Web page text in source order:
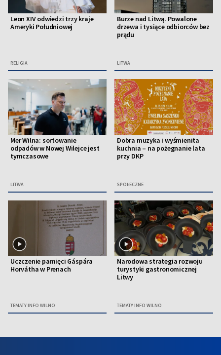
Leon XIV odwiedzi trzy kraje
Ameryki Południowej
RELIGIA
Burze nad Litwą. Powalone
drzewa i tysiące odbiorców bez
prądu
LITWA
Mer Wilna: sortowanie
odpadów w Nowej Wilejce jest
tymczasowe
LITWA
Dobra muzyka i wyśmienita
kuchnia – na pożegnanie lata
przy DKP
SPOŁECZNE
Uczczenie pamięci Gáspára
Horvátha w Prenach
TEMATY INFO WILNO
Narodowa strategia rozwoju
turystyki gastronomicznej
Litwy
TEMATY INFO WILNO